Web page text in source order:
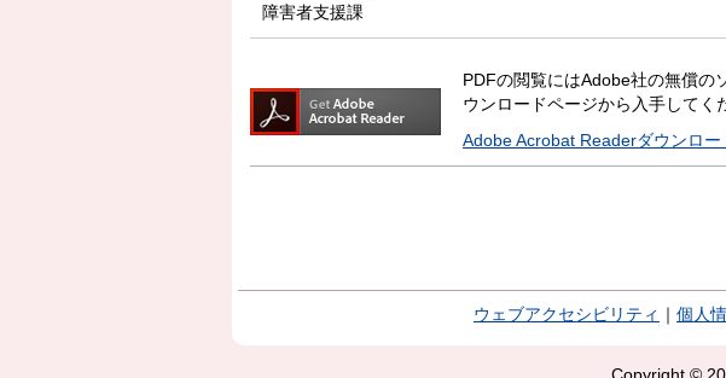
障害者支援課
PDFの閲覧にはAdobe社の無償
ウンロードページから入手してく
Adobe Acrobat Readerダウンロー
ウェブアクセシビリティ 個人